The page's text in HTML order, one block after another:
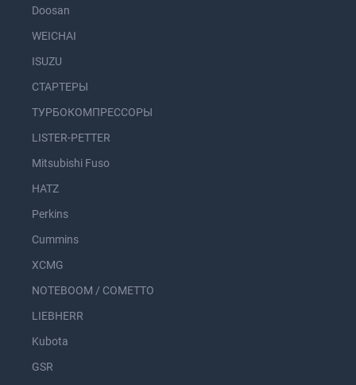
Doosan
WEICHAI
ISUZU
СТАРТЕРЫ
ТУРБОКОМПРЕССОРЫ
LISTER-PETTER
Mitsubishi Fuso
HATZ
Perkins
Cummins
XCMG
NOTEBOOM / COMETTO
LIEBHERR
Kubota
GSR